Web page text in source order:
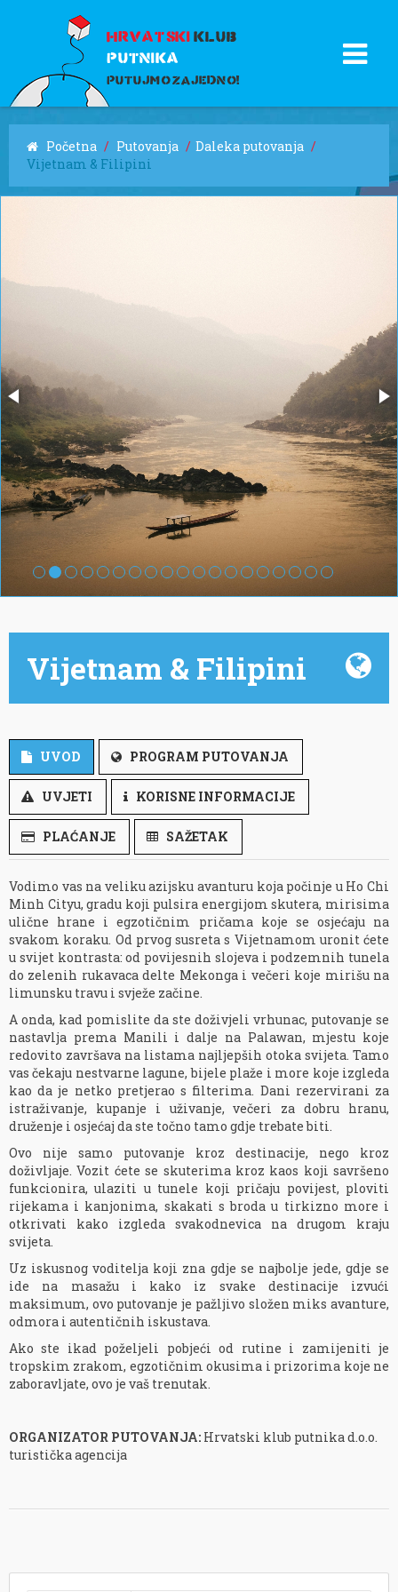
HRVATSKI KLUB
PUTNIKA
PUTUJMO ZAJEDNO!
Početna / Putovanja / Daleka putovanja /
Vijetnam & Filipini
Vijetnam & Filipini
UVOD PROGRAM PUTOVANJA
UVJETI KORISNE INFORMACIJE
PLAĆANJE SAŽETAK
Vodimo vas na veliku azijsku avanturu koja počinje u Ho Chi
Minh Cityu, gradu koji pulsira energijom skutera, mirisima
ulične hrane i egzotičnim pričama koje se osjećaju na
svakom koraku. Od prvog susreta s Vijetnamom uronit ćete
u svijet kontrasta: od povijesnih slojeva i podzemnih tunela
do zelenih rukavaca delte Mekonga i večeri koje mirišu na
limunsku travu i svježe začine.
A onda, kad pomislite da ste doživjeli vrhunac, putovanje se
nastavlja prema Manili i dalje na Palawan, mjestu koje
redovito završava na listama najljepših otoka svijeta. Tamo
vas čekaju nestvarne lagune, bijele plaže i more koje izgleda
kao da je netko pretjerao s filterima. Dani rezervirani za
istraživanje, kupanje i uživanje, večeri za dobru hranu,
druženje i osjećaj da ste točno tamo gdje trebate biti.
Ovo nije samo putovanje kroz destinacije, nego kroz
doživljaje. Vozit ćete se skuterima kroz kaos koji savršeno
funkcionira, ulaziti u tunele koji pričaju povijest, ploviti
rijekama i kanjonima, skakati s broda u tirkizno more i
otkrivati kako izgleda svakodnevica na drugom kraju
svijeta.
Uz iskusnog voditelja koji zna gdje se najbolje jede, gdje se
ide na masažu i kako iz svake destinacije izvući
maksimum, ovo putovanje je pažljivo složen miks avanture,
odmora i autentičnih iskustava.
Ako ste ikad poželjeli pobjeći od rutine i zamijeniti je
tropskim zrakom, egzotičnim okusima i prizorima koje ne
zaboravljate, ovo je vaš trenutak.
ORGANIZATOR PUTOVANJA: Hrvatski klub putnika d.o.o.
turistička agencija